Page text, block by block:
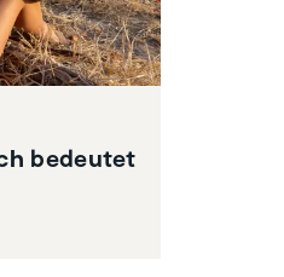
bedeutet